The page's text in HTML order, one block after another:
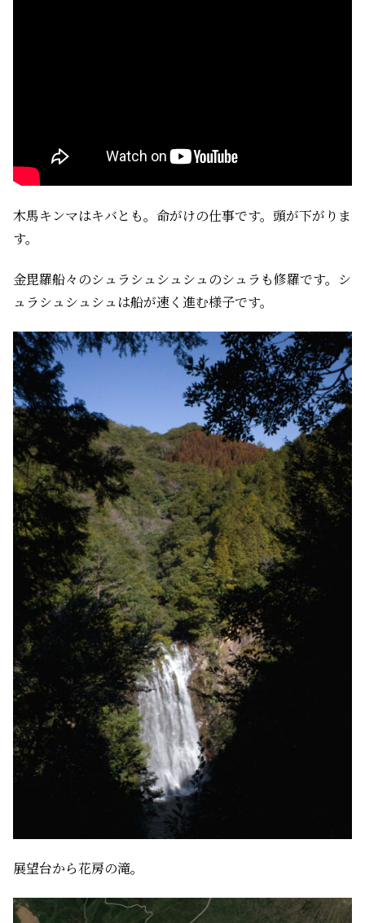
木馬キンマはキバとも。命がけの仕事です。頭が下がりま
す。
金毘羅船々のシュラシュシュシュのシュラも修羅です。シ
ュラシュシュシュは船が速く進む様子です。
展望台から花房の滝。